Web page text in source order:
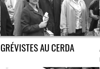
GRÉVISTES AU CERDA